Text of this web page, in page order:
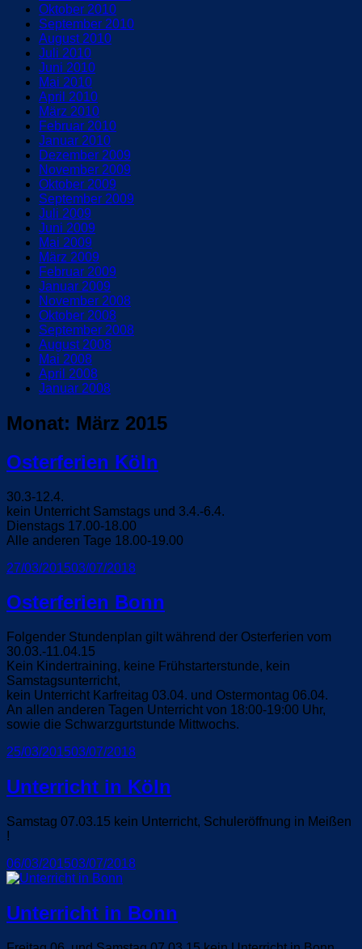
Oktober 2010
September 2010
August 2010
Juli 2010
Juni 2010
Mai 2010
April 2010
März 2010
Februar 2010
Januar 2010
Dezember 2009
November 2009
Oktober 2009
September 2009
Juli 2009
Juni 2009
Mai 2009
März 2009
Februar 2009
Januar 2009
November 2008
Oktober 2008
September 2008
August 2008
Mai 2008
April 2008
Januar 2008
Monat: März 2015
Osterferien Köln
30.3-12.4.
kein Unterricht Samstags und 3.4.-6.4.
Dienstags 17.00-18.00
Alle anderen Tage 18.00-19.00
Veröffentlicht
27/03/201503/07/2018
Osterferien Bonn
Folgender Stundenplan gilt während der Osterferien vom
30.03.-11.04.15
Kein Kindertraining, keine Frühstarterstunde, kein
Samstagsunterricht,
kein Unterricht Karfreitag 03.04. und Ostermontag 06.04.
An allen anderen Tagen Unterricht von 18:00-19:00 Uhr,
sowie die Schwarzgurtstunde Mittwochs.
Veröffentlicht
25/03/201503/07/2018
Unterricht in Köln
Samstag 07.03.15 kein Unterricht, Schuleröffnung in Meißen
!
Veröffentlicht
am
06/03/201503/07/2018
Unterricht in Bonn